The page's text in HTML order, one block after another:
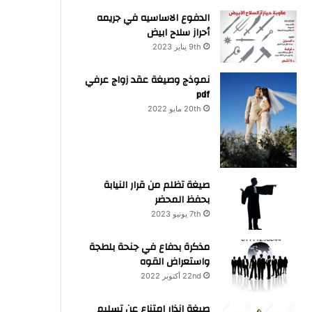
الدفوع الاساسيه في جريمه
أحراز سلاح ابيض
9th يناير 2023
نموذج وصيغة عقد زواج عرفي
pdf
20th مايو 2022
صيغة تظلم من قرار النيابة
بحفظ المحضر
7th يونيو 2023
مذكرة بدفاع في جنحة بلطجة
واستعراض القوه
22nd أكتوبر 2022